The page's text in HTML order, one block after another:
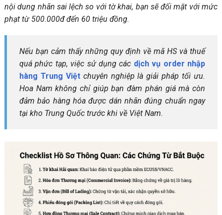
nội dung nhãn sai lệch so với tờ khai, bạn sẽ đối mặt với mức
phạt từ 500.000đ đến 60 triệu đồng.
Nếu bạn cảm thấy những quy định về mã HS và thuế
quá phức tạp, việc sử dụng các dịch vụ order nhập
hàng Trung Việtchuyên nghiệp là giải pháp tối ưu.
Hoa Nam không chỉ giúp bạn đàm phán giá mà còn
đảm bảo hàng hóa được dán nhãn đúng chuẩn ngay
tại kho Trung Quốc trước khi về Việt Nam.